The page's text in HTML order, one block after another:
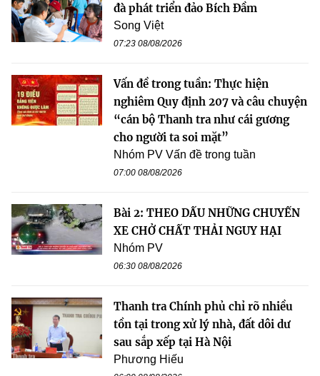
đà phát triển đảo Bích Đầm
Song Việt
07:23 08/08/2026
Vấn đề trong tuần: Thực hiện
nghiêm Quy định 207 và câu chuyện
“cán bộ Thanh tra như cái gương
cho người ta soi mặt”
Nhóm PV Vấn đề trong tuần
07:00 08/08/2026
Bài 2: THEO DẤU NHỮNG CHUYẾN
XE CHỞ CHẤT THẢI NGUY HẠI
Nhóm PV
06:30 08/08/2026
Thanh tra Chính phủ chỉ rõ nhiều
tồn tại trong xử lý nhà, đất dôi dư
sau sắp xếp tại Hà Nội
Phương Hiếu